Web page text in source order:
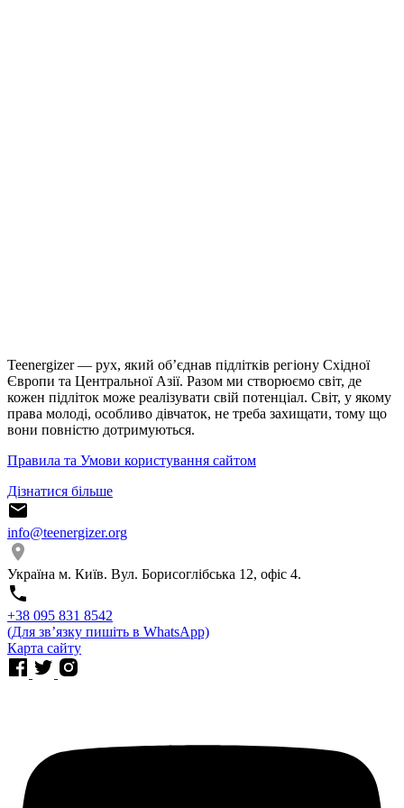
Teenergizer — рух, який об’єднав підлітків регіону Східної
Європи та Центральної Азії. Разом ми створюємо світ, де
кожен підліток може реалізувати свій потенціал. Світ, у якому
права молоді, особливо дівчаток, не треба захищати, тому що
вони повністю дотримуються.
Правила та Умови користування сайтом
Дізнатися більше
info@teenergizer.org
Україна м. Київ. Вул. Борисоглібська 12, офіс 4.
⁨+38 095 831 8542⁩
(Для звʼязку пишіть в WhatsApp)
Карта сайту